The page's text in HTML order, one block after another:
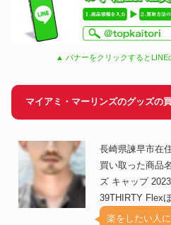
▲ バナーをクリックするとLINE
マイアミ・マーリンズのグッズの
長崎県諫早市在
買い取った商品
ズ キャップ
39THIRTY Flex
楽をしたい人